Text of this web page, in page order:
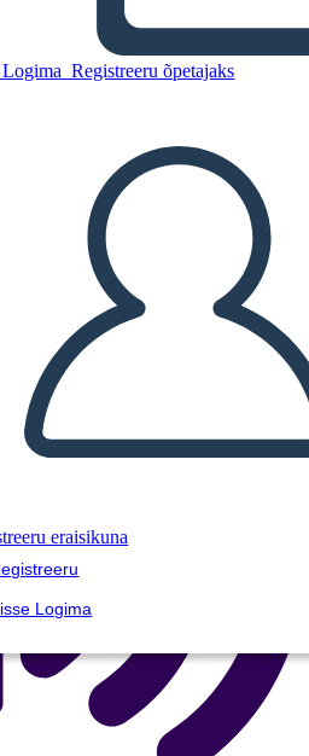
Logima Registreeru õpetajaks
eraisikuna
Logima
del collegio
elettorale
see süžeeskeemid
STORYBOARD
LOE MULLE